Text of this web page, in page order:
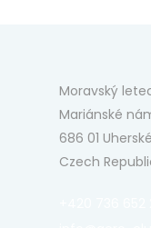
Moravský
Mariánské
686 01
Czech